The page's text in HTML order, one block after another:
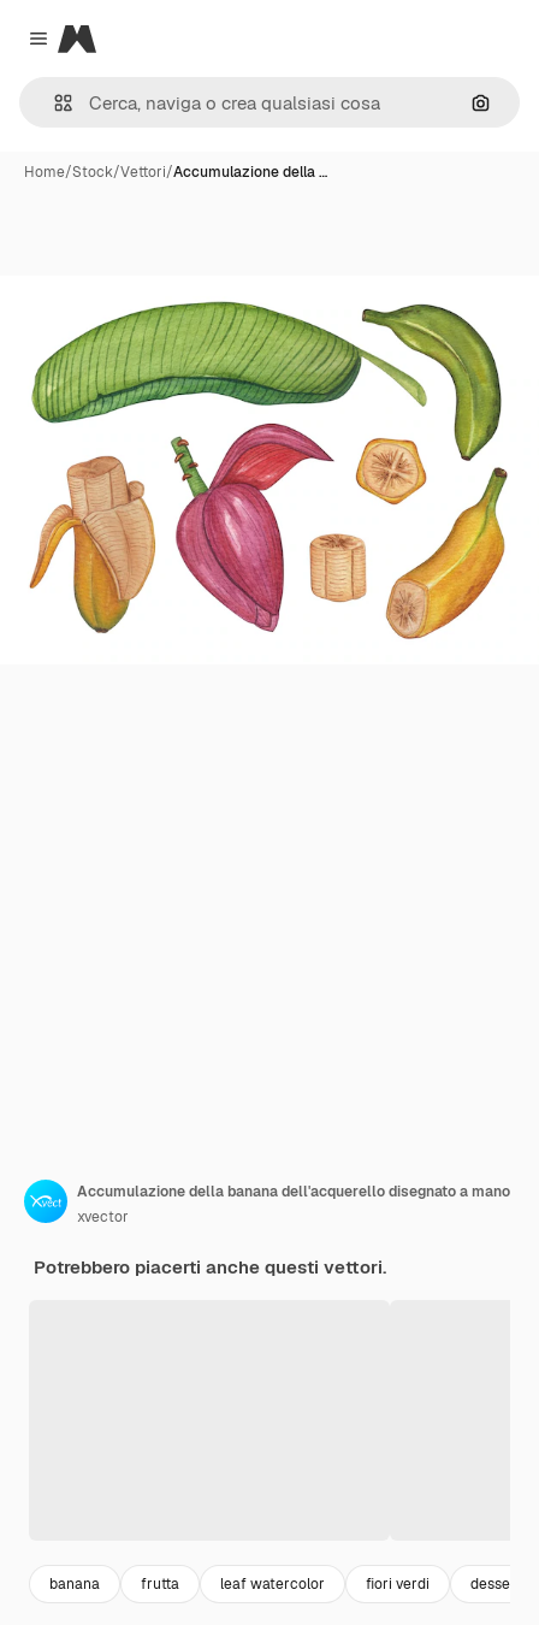
Close menu
Magnific
Cerca
Home/Stock/Vettori/Accumulazione della …
Accumulazione della banana dell'acquerello disegnato a mano
xvector
Potrebbero piacerti anche questi vettori.
banana frutta leaf watercolor fiori verdi dessert